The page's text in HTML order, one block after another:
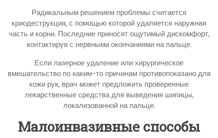
Радикальным решением проблемы считается
криодеструкция, с помощью которой удаляется наружная
часть и корни. Последние приносят ощутимый дискомфорт,
контактируя с нервными окончаниями на пальце.
Если лазерное удаление или хирургическое
вмешательство по каким-то причинам противопоказано для
кожи рук, врач может предложить проверенные
лекарственные средства для выведения шипицы,
локализованной на пальце.
Малоинвазивные способы